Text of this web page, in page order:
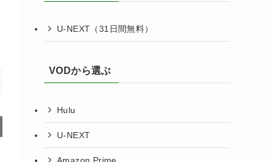
U-NEXT（31日間無料）
VODから選ぶ
Hulu
U-NEXT
Amazon Prime